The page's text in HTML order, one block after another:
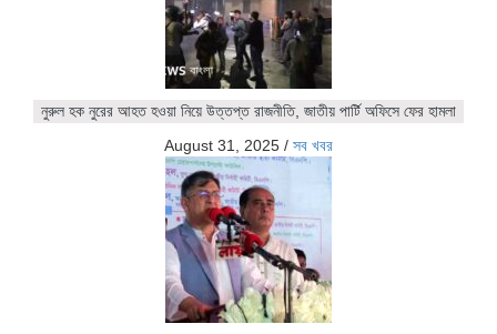
নুরুল হক নুরের আহত হওয়া নিয়ে উত্তপ্ত রাজনীতি, জাতীয় পার্টি অফিসে ফের হামলা
August 31, 2025 / সব খবর